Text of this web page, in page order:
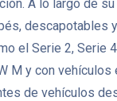
A lo largo de
el Serie 2, Serie
M y con
de vehículos